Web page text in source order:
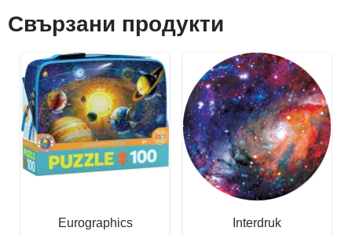
Свързани продукти
Eurographics
Interdruk